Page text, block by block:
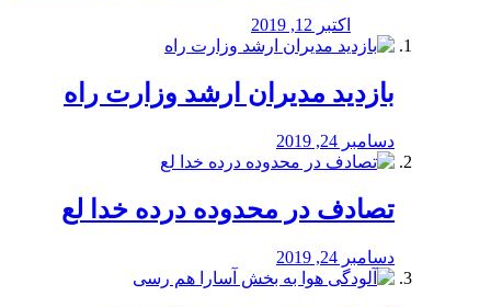
اکتبر 12, 2019
بازدید مدیران ارشد وزارت راه
دسامبر 24, 2019
تصادف در محدوده درده خدا لع
دسامبر 24, 2019